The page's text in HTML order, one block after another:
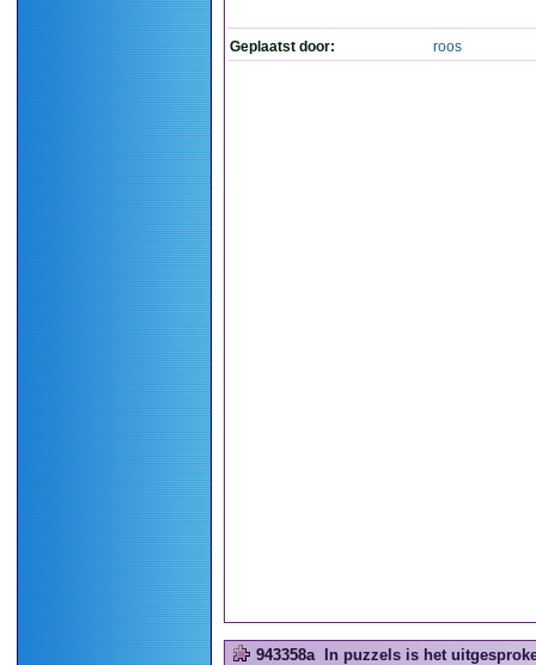
Geplaatst door: roos
943358a In puzzels is het